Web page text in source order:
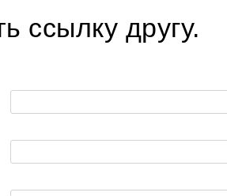
ссылку другу.